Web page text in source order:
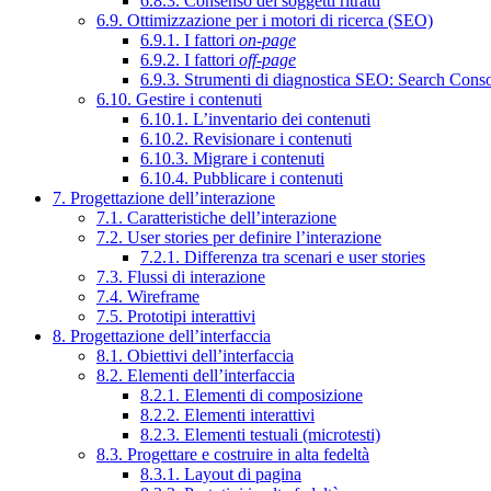
6.9. Ottimizzazione per i motori di ricerca (SEO)
6.9.1. I fattori on-page
6.9.2. I fattori off-page
6.9.3. Strumenti di diagnostica SEO: Search
6.10. Gestire i contenuti
6.10.1. L’inventario dei contenuti
6.10.2. Revisionare i contenuti
6.10.3. Migrare i contenuti
6.10.4. Pubblicare i contenuti
7. Progettazione dell’interazione
7.1. Caratteristiche dell’interazione
7.2. User stories per definire l’interazione
7.2.1. Differenza tra scenari e user stories
7.3. Flussi di interazione
7.4. Wireframe
7.5. Prototipi interattivi
8. Progettazione dell’interfaccia
8.1. Obiettivi dell’interfaccia
8.2. Elementi dell’interfaccia
8.2.1. Elementi di composizione
8.2.2. Elementi interattivi
8.2.3. Elementi testuali (microtesti)
8.3. Progettare e costruire in alta fedeltà
8.3.1. Layout di pagina